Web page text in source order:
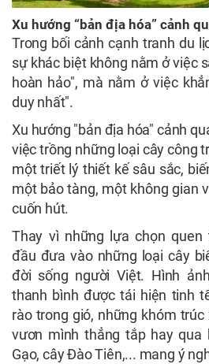
Xu hướng “bản địa hóa” cảnh
Trong bối cảnh cạnh tranh du
sự khác biệt không nằm ở việc
hoàn hảo", mà nằm ở việc
duy nhất".
Xu hướng "bản địa hóa" cảnh
việc trồng những loại cây công
một triết lý thiết kế sâu sắc,
một bảo tàng, một không gian
cuốn hút.
Thay vì những lựa chọn quen
đầu đưa vào những loại cây
đời sống người Việt. Hình
thanh bình được tái hiện tinh
rào trong gió, những khóm
vươn mình thẳng tắp hay qua
Gạo, cây Đào Tiên,... mang ý